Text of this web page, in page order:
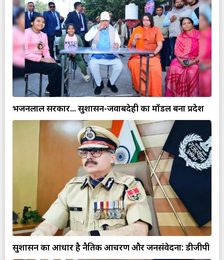
भजनलाल सरकार... सुशासन-जवाबदेही का मॉडल बना प्रदेश
सुशासन का आधार है नैतिक आचरण और जनसंवेदना: डीजीपी